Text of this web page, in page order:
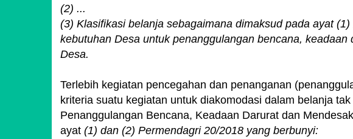
(2) ...
(3) Klasifikasi belanja sebagaimana dimaksud pada ayat
kebutuhan Desa untuk penanggulangan bencana,
Desa.
Terlebih kegiatan pencegahan dan penanganan
kriteria suatu kegiatan untuk diakomodasi dalam belanja
Penanggulangan Bencana, Keadaan Darurat dan
ayat (1) dan (2) Permendagri 20/2018 yang berbunyi: